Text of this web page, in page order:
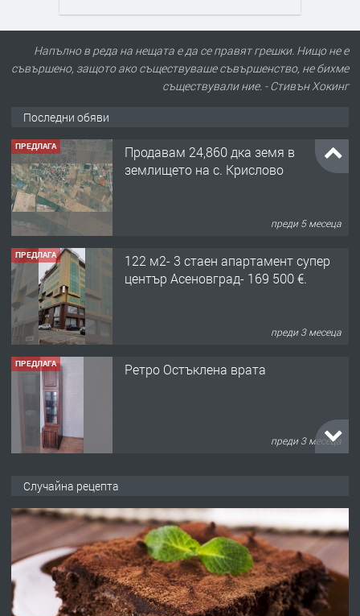
Напълно в реда на нещата е да се правят грешки. Нищо не е
съвършено, защото ако съществуваше съвършенство, не бихме
съществували ние. - Стивън Хокинг
Последни обяви
землището на с. Крислово
ПРЕДЛАГА
център Асеновград- 169 500 €.
ПРЕДЛАГА
преди 3 месеца
ПРЕДЛАГА
преди 10 месеца
ПРЕДЛАГА
Професионална броячна машина -
със сертификат от ЕЦБ
Случайна рецепта